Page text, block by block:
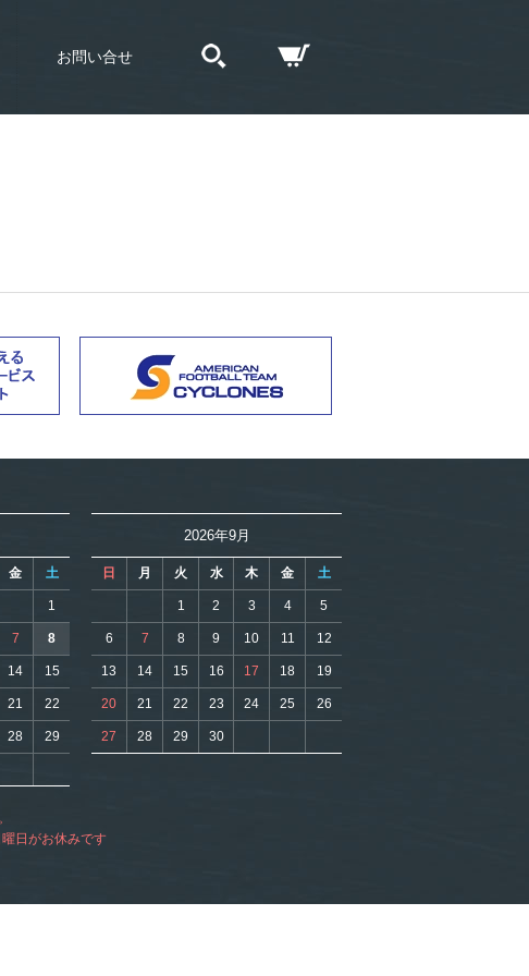
お問い合せ
金 土
1
7 8
14 15
21 22
28 29
2026年9月
日 月 火 水 木 金 土
1 2 3 4 5
6 7 8 9 10 11 12
13 14 15 16 17 18 19
20 21 22 23 24 25 26
27 28 29 30
日がお休みです